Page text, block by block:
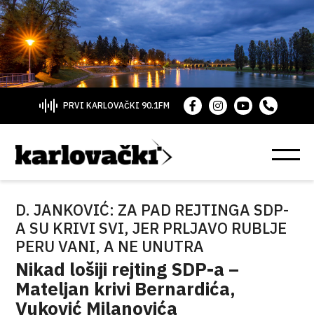
PRVI KARLOVAČKI 90.1FM
D. JANKOVIĆ: ZA PAD REJTINGA SDP-
A SU KRIVI SVI, JER PRLJAVO RUBLJE
PERU VANI, A NE UNUTRA
Nikad lošiji rejting SDP-a –
Mateljan krivi Bernardića,
Vuković Milanovića